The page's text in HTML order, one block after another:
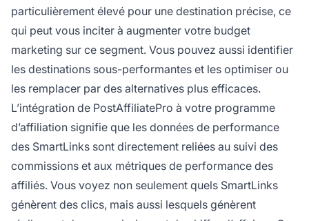
particulièrement élevé pour une destination précise, ce
qui peut vous inciter à augmenter votre budget
marketing sur ce segment. Vous pouvez aussi identifier
les destinations sous-performantes et les optimiser ou
les remplacer par des alternatives plus efficaces.
L’intégration de PostAffiliatePro à votre programme
d’affiliation signifie que les données de performance
des SmartLinks sont directement reliées au suivi des
commissions et aux métriques de performance des
affiliés. Vous voyez non seulement quels SmartLinks
génèrent des clics, mais aussi lesquels génèrent